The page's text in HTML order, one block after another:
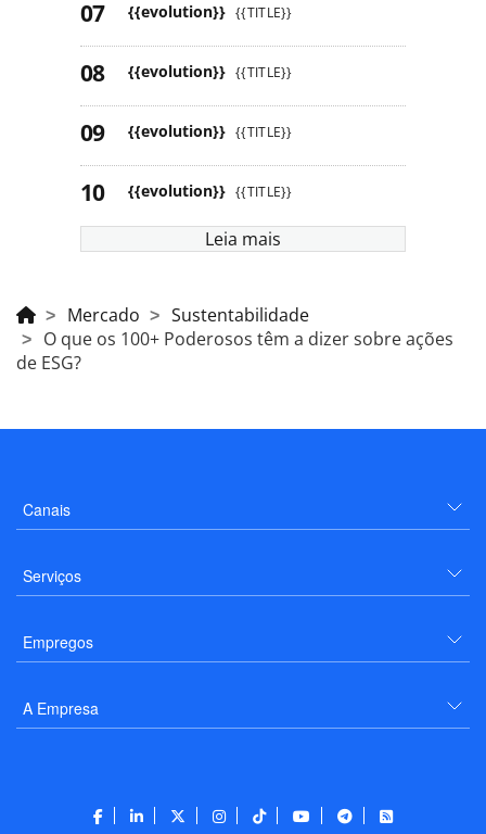
{{evolution}} {{TITLE}}
{{evolution}} {{TITLE}}
{{evolution}} {{TITLE}}
{{evolution}} {{TITLE}}
Leia mais
Mercado
Sustentabilidade
O que os 100+ Poderosos têm a dizer sobre ações
de ESG?
Canais
Serviços
Empregos
A Empresa